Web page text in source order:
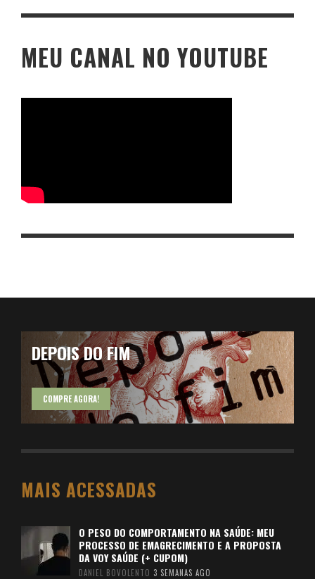
MEU CANAL NO YOUTUBE
DEPOIS DO FIM
COMPRE AGORA!
MAIS ACESSADAS
O PESO DO COMPORTAMENTO NA SAÚDE: MEU
PROCESSO DE EMAGRECIMENTO E A PROPOSTA
DA VOY SAÚDE (+ CUPOM)
DANIEL BOVOLENTO 3 SEMANAS AGO